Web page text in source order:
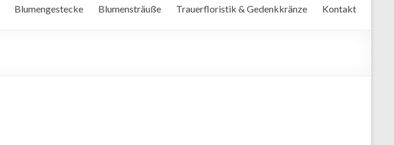
Blumengestecke Blumensträuße Trauerfloristik & Gedenkkränze Kontakt